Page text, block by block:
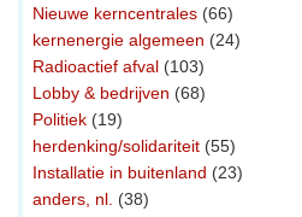
Nieuwe kerncentrales (66)
kernenergie algemeen (24)
Radioactief afval (103)
Lobby & bedrijven (68)
Politiek (19)
herdenking/solidariteit (55)
Installatie in buitenland (23)
anders, nl. (38)